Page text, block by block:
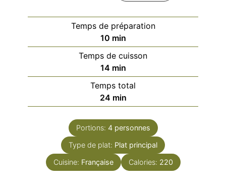
Temps de préparation
10minutes
min
Temps de cuisson
14minutes
min
Temps total
24minutes
min
Portions: 4 personnes
Type de plat: Plat principal
Cuisine: Française Calories: 220